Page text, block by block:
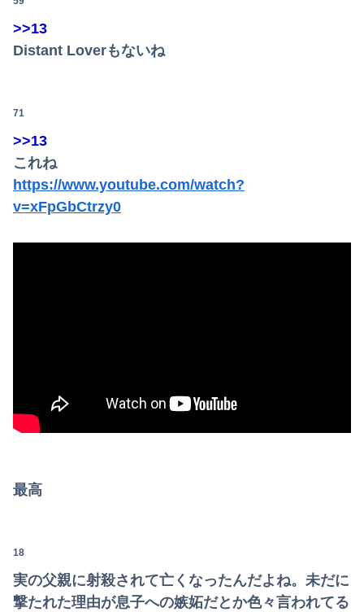
Powered by livedoor 相互RSS
>>13
Distant Loverもないね
71
>>13
これね
https://www.youtube.com/watch?
v=xFpGbCtrzy0
最高
18
実の父親に射殺されて亡くなったんだよね。未だに
撃たれた理由が息子への嫉妬だとか色々言われてる